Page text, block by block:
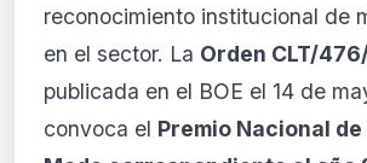
normativa está disponible con
completo y recibe alertas
Ver planes
reconocimiento institucional de
en el sector. La Orden CLT/
publicada en el BOE el 14 de
convoca el Premio Nacional de